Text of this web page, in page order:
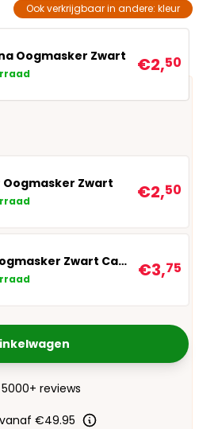
Ook verkrijgbaar in andere: kleur
Oogmasker Zwart
€2,50
Zwart
€2,50
Kanten Oogmasker Zwart Carnival
€3,75
reviews
vanaf €49.95